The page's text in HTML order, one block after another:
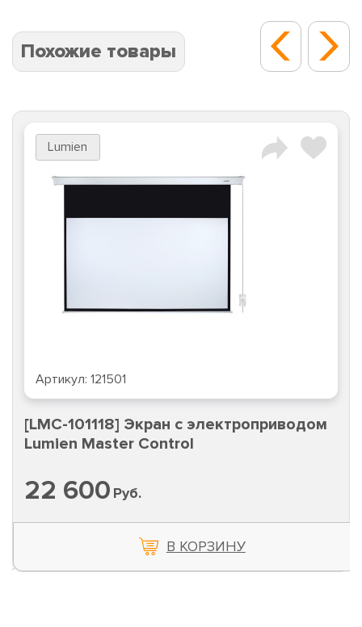
Похожие товары
Lumien
Артикул: 121501
[LMC-101118] Экран с электроприводом
Lumien Master Control
22 600 Руб.
В КОРЗИНУ